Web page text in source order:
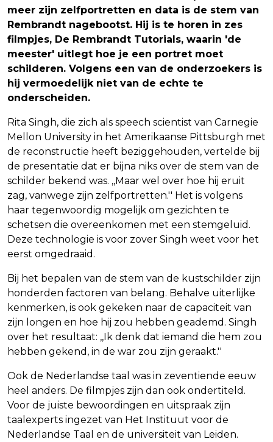
meer zijn zelfportretten en data is de stem van
Rembrandt nagebootst. Hij is te horen in zes
filmpjes, De Rembrandt Tutorials, waarin 'de
meester' uitlegt hoe je een portret moet
schilderen. Volgens een van de onderzoekers is
hij vermoedelijk niet van de echte te
onderscheiden.
Rita Singh, die zich als speech scientist van Carnegie
Mellon University in het Amerikaanse Pittsburgh met
de reconstructie heeft beziggehouden, vertelde bij
de presentatie dat er bijna niks over de stem van de
schilder bekend was. ,,Maar wel over hoe hij eruit
zag, vanwege zijn zelfportretten.'' Het is volgens
haar tegenwoordig mogelijk om gezichten te
schetsen die overeenkomen met een stemgeluid.
Deze technologie is voor zover Singh weet voor het
eerst omgedraaid.
Bij het bepalen van de stem van de kustschilder zijn
honderden factoren van belang. Behalve uiterlijke
kenmerken, is ook gekeken naar de capaciteit van
zijn longen en hoe hij zou hebben geademd. Singh
over het resultaat: ,,Ik denk dat iemand die hem zou
hebben gekend, in de war zou zijn geraakt.''
Ook de Nederlandse taal was in zeventiende eeuw
heel anders. De filmpjes zijn dan ook ondertiteld.
Voor de juiste bewoordingen en uitspraak zijn
taalexperts ingezet van Het Instituut voor de
Nederlandse Taal en de universiteit van Leiden.